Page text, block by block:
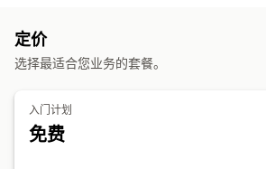
您可以提供的奖励
积分 折扣 优惠券 礼品
自定义奖励
免运费
弹出窗口 横幅 自定义折扣
导入和导出
自动化 细分
定价
选择最适合您业务的套餐。
入门计划
免费